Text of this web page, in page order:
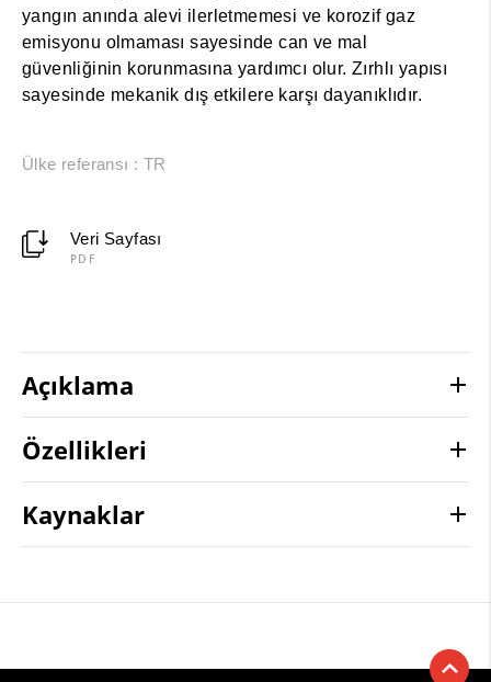
yangın anında alevi ilerletmemesi ve korozif gaz
emisyonu olmaması sayesinde can ve mal
güvenliğinin korunmasına yardımcı olur. Zırhlı yapısı
sayesinde mekanik dış etkilere karşı dayanıklıdır.
Ülke referansı : TR
Veri Sayfası
PDF
Açıklama
Özellikleri
Kaynaklar